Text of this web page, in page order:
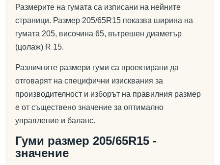
Размерите на гумата са изписани на нейните
страници. Размер 205/65R15 показва ширина на
гумата 205, височина 65, вътрешен диаметър
(цолаж) R 15.
Различните размери гуми са проектирани да
отговарят на специфични изисквания за
производителност и изборът на правилния размер
е от съществено значение за оптимално
управление и баланс.
Гуми размер 205/65R15 -
значение